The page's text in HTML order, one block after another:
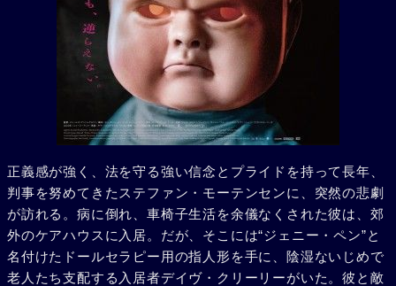
正義感が強く、法を守る強い信念とプライドを持って長年、
判事を努めてきたステファン・モーテンセンに、突然の悲劇
が訪れる。病に倒れ、車椅子生活を余儀なくされた彼は、郊
外のケアハウスに入居。だが、そこには“ジェニー・ペン”と
名付けたドールセラピー用の指人形を手に、陰湿ないじめで
老人たち支配する入居者デイヴ・クリーリーがいた。彼と敵